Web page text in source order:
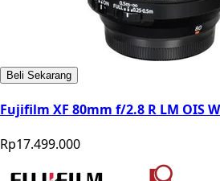
Beli Sekarang
Fujifilm XF 80mm f/2.8 R LM OIS
Rp17.499.000